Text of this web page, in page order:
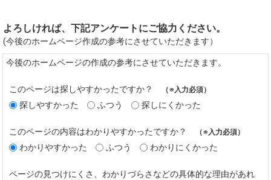
よろしければ、下記アンケートにご協力ください。
(今後のホームページ作成の参考にさせていただきます）
今後のホームページの作成の参考にさせていただきます。
このページは探しやすかったですか？ （※入力必須）
探しやすかった ふつう 探しにくかった
このページの内容はわかりやすかったですか？ （※入力必須）
わかりやすかった ふつう わかりにくかった
ページの見つけにくさ、わかりづらさなどの具体的な理由があれ